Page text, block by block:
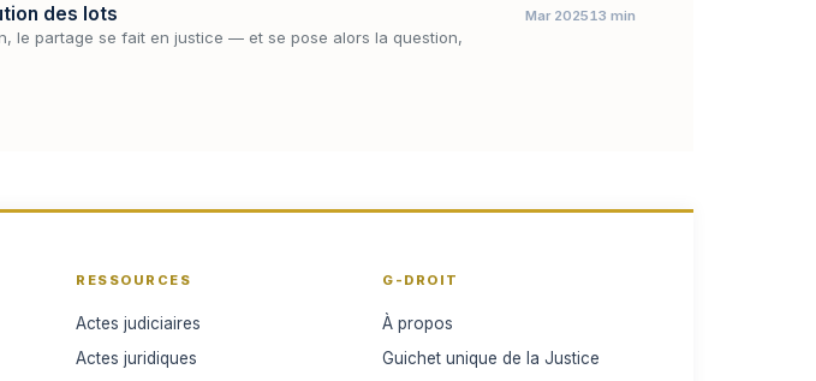
des lots
le partage se fait en justice — et se pose alors la question,
Mar 202513 min
RESSOURCES
Actes judiciaires
Actes juridiques
G-DROIT
À propos
Guichet unique de la Justice